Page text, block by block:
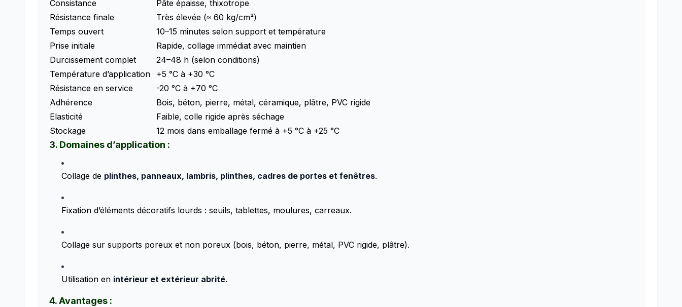
Consistance
Pâte épaisse, thixotrope
Résistance finale
Très élevée (≈ 60 kg/cm²)
Temps ouvert
10–15 minutes selon support et température
Prise initiale
Rapide, collage immédiat avec maintien
Durcissement complet
24–48 h (selon conditions)
Température d’application
+5 °C à +30 °C
Résistance en service
-20 °C à +70 °C
Adhérence
Bois, béton, pierre, métal, céramique, plâtre, PVC rigide
Elasticité
Faible, colle rigide après séchage
Stockage
12 mois dans emballage fermé à +5 °C à +25 °C
3. Domaines d’application :
Collage de plinthes, panneaux, lambris, plinthes, cadres de portes et fenêtres.
Fixation d’éléments décoratifs lourds : seuils, tablettes, moulures, carreaux.
Collage sur supports poreux et non poreux (bois, béton, pierre, métal, PVC rigide, plâtre).
Utilisation en intérieur et extérieur abrité.
4. Avantages :